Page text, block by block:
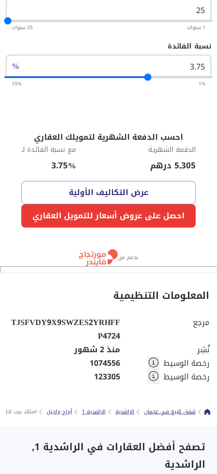
1 سنوات 25 سنوات
نسبة الفائدة
%
1%
10%
احسب الدفعة الشهرية لتمويلك العقاري
الدفعة الشهرية
5,305 درهم
مع نسبة الفائدة لـ
3.75%
عرض التكاليف الأولية
احصل على عروض أسعار للتمويل العقاري
بدعم من
المعلومات التنظيمية
مرجع
TJSFVDY9X9SWZES2YRHFF
P4724
نُشِر
منذ 2 شهور
رخصة الوسيط
1074556
رخصة الوسيط
123305
شقق للبيع في عجمان الراشدية الراشدية 1 أبراج براجيل امتلك بيت احلامك
تصفح أفضل العقارات في الراشدية 1,
الراشدية